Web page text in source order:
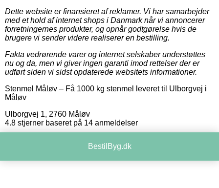
Dette website er finansieret af reklamer. Vi har samarbejder
med et hold af internet shops i Danmark når vi annoncerer
forretningernes produkter, og opnår godtgørelse hvis de
brugere vi sender videre realiserer en bestilling.
Fakta vedrørende varer og internet selskaber understøttes
nu og da, men vi giver ingen garanti imod rettelser der er
udført siden vi sidst opdaterede websitets informationer.
Stenmel Måløv – Få 1000 kg stenmel leveret til Ulborgvej i
Måløv
Ulborgvej 1, 2760 Måløv
4.8 stjerner baseret på 14 anmeldelser
BestilByg.dk